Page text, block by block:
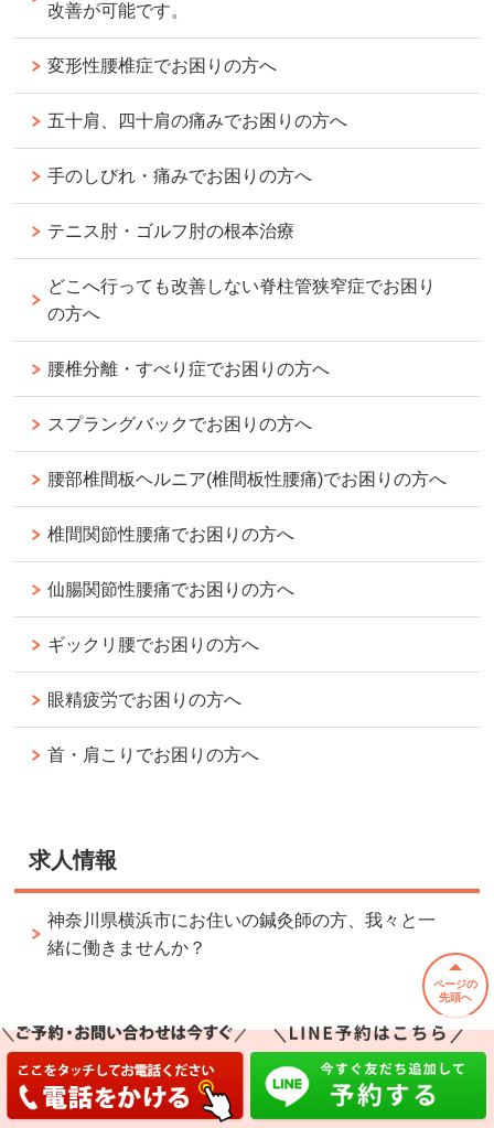
改善が可能です。
変形性腰椎症でお困りの方へ
五十肩、四十肩の痛みでお困りの方へ
手のしびれ・痛みでお困りの方へ
テニス肘・ゴルフ肘の根本治療
どこへ行っても改善しない脊柱管狭窄症でお困り
の方へ
腰椎分離・すべり症でお困りの方へ
スプラングバックでお困りの方へ
腰部椎間板ヘルニア(椎間板性腰痛)でお困りの方へ
椎間関節性腰痛でお困りの方へ
仙腸関節性腰痛でお困りの方へ
ギックリ腰でお困りの方へ
眼精疲労でお困りの方へ
首・肩こりでお困りの方へ
求人情報
神奈川県横浜市にお住いの鍼灸師の方、我々と一
緒に働きませんか？
ページの
先頭へ